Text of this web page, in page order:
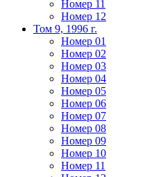
Номер 11
Номер 12
Том 9, 1996 г.
Номер 01
Номер 02
Номер 03
Номер 04
Номер 05
Номер 06
Номер 07
Номер 08
Номер 09
Номер 10
Номер 11